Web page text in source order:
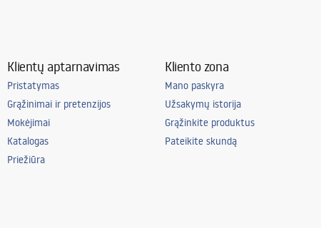
Klientų aptarnavimas
Pristatymas
Grąžinimai ir pretenzijos
Mokėjimai
Katalogas
Priežiūra
Kliento zona
Mano paskyra
Užsakymų istorija
Grąžinkite produktus
Pateikite skundą